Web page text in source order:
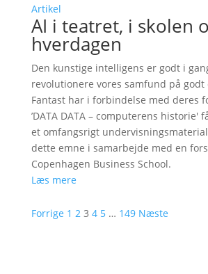
Artikel
AI i teatret, i skolen
hverdagen
Den kunstige intelligens er godt i
revolutionere vores samfund på godt
Fantast har i forbindelse med deres
’DATA DATA – computerens historie'
et omfangsrigt
dette emne i samarbejde med en
Copenhagen Business School.
Læs mere
Forrige 1 2 3 4 5 … 149 Næste